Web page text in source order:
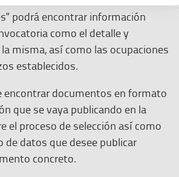
podrá encontrar información
como el detalle y
misma, así como las ocupaciones
establecidos.
encontrar documentos en formato
que se vaya publicando en la
el proceso de selección así como
de datos que desee publicar
concreto.